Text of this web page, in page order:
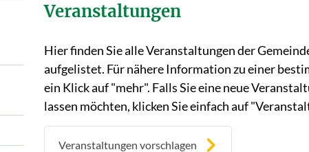
Veranstaltungen
Hier finden Sie alle Veranstaltungen der
aufgelistet. Für nähere Information zu einer
ein Klick auf "mehr". Falls Sie eine neue
lassen möchten, klicken Sie einfach auf
Veranstaltungen vorschlagen